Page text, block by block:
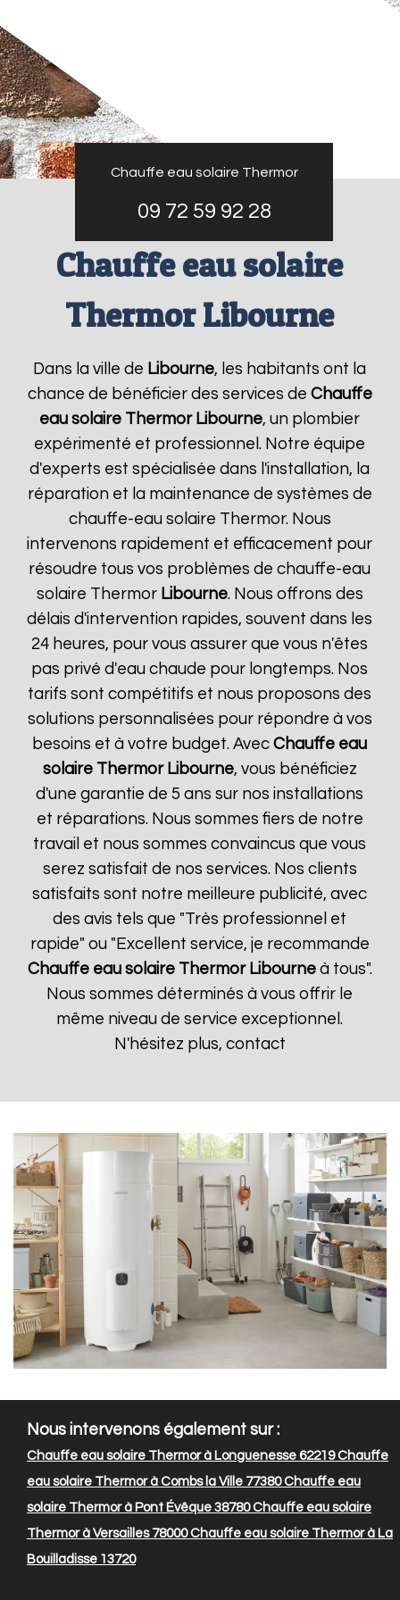
Chauffe eau solaire Thermor
09 72 59 92 28
Chauffe eau solaire
Thermor Libourne
Dans la ville de Libourne, les habitants ont la
chance de bénéficier des services de Chauffe
eau solaire Thermor Libourne, un plombier
expérimenté et professionnel. Notre équipe
d'experts est spécialisée dans l'installation, la
réparation et la maintenance de systèmes de
chauffe-eau solaire Thermor. Nous
intervenons rapidement et efficacement pour
résoudre tous vos problèmes de chauffe-eau
solaire Thermor Libourne. Nous offrons des
délais d'intervention rapides, souvent dans les
24 heures, pour vous assurer que vous n'êtes
pas privé d'eau chaude pour longtemps. Nos
tarifs sont compétitifs et nous proposons des
solutions personnalisées pour répondre à vos
besoins et à votre budget. AvecChauffe eau
solaire Thermor Libourne, vous bénéficiez
d'une garantie de 5 ans sur nos installations
et réparations. Nous sommes fiers de notre
travail et nous sommes convaincus que vous
serez satisfait de nos services. Nos clients
satisfaits sont notre meilleure publicité, avec
des avis tels que "Très professionnel et
rapide" ou "Excellent service, je recommande
Chauffe eau solaire Thermor Libourneà tous".
Nous sommes déterminés à vous offrir le
même niveau de service exceptionnel.
N'hésitez plus, contact
Nous intervenons également sur :
Chauffe eau solaire Thermor à Longuenesse 62219Chauffe
eau solaire Thermor à Combs la Ville 77380Chauffe eau
solaire Thermor à Pont Évêque 38780Chauffe eau solaire
Thermor à Versailles 78000Chauffe eau solaire Thermor à La
Bouilladisse 13720